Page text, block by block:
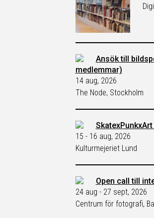
Ansök till
medlemmar)
14 aug, 2026
The Node, Stockholm
15 - 16 aug, 2026
Kulturmejeriet Lund
Open call till
24 aug - 27 sept, 2026
Centrum för fotografi,